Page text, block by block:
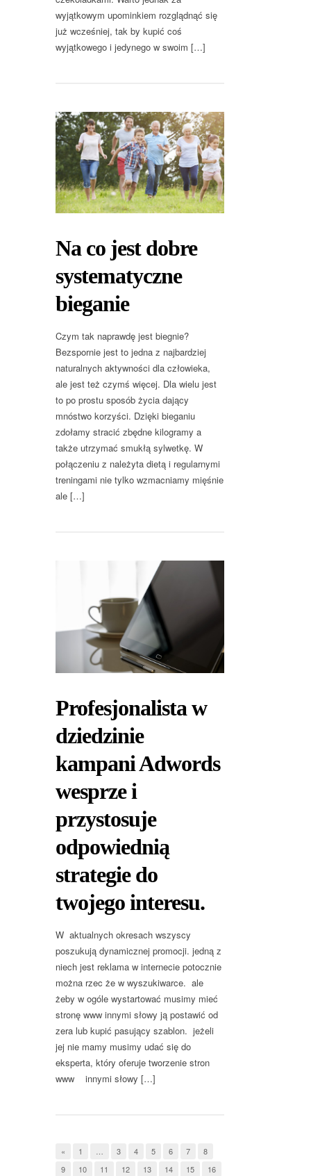
wyjątkowym upominkiem rozglądnąć się
już wcześniej, tak by kupić coś
wyjątkowego i jedynego w swoim […]
Na co jest dobre
systematyczne
bieganie
Czym tak naprawdę jest biegnie?
Bezspornie jest to jedna z najbardziej
naturalnych aktywności dla człowieka,
ale jest też czymś więcej. Dla wielu jest
to po prostu sposób życia dający
mnóstwo korzyści. Dzięki bieganiu
zdołamy stracić zbędne kilogramy a
także utrzymać smukłą sylwetkę. W
połączeniu z należyta dietą i regularnymi
treningami nie tylko wzmacniamy mięśnie
ale […]
Profesjonalista w
dziedzinie
kampani Adwords
wesprze i
przystosuje
odpowiednią
strategie do
twojego interesu.
W aktualnych okresach wszyscy
poszukują dynamicznej promocji. jedną z
niech jest reklama w internecie potocznie
można rzec że w wyszukiwarce. ale
żeby w ogóle wystartować musimy mieć
stronę www innymi słowy ją postawić od
zera lub kupić pasujący szablon. jeżeli
jej nie mamy musimy udać się do
eksperta, który oferuje tworzenie stron
www innymi słowy […]
« 1 3 4 5 6 7
8
9
10 11 12 13 14 15 16